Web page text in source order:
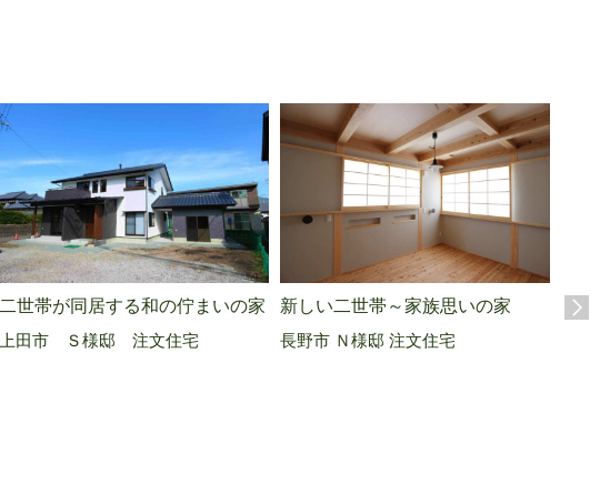
二世帯が同居する和の佇まいの家
上田市 Ｓ様邸 注文住宅
新しい二世帯～家族思いの家
長野市 Ｎ様邸 注文住宅
土